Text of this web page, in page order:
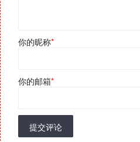
你的昵称*
你的邮箱*
提交评论